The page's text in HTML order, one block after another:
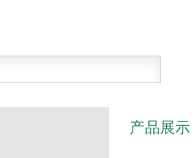
产品展示